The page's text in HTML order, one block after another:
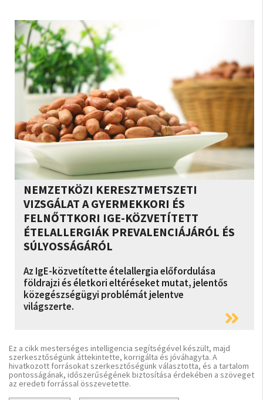
NEMZETKÖZI KERESZTMETSZETI
VIZSGÁLAT A GYERMEKKORI ÉS
FELNŐTTKORI IGE-KÖZVETÍTETT
ÉTELALLERGIÁK PREVALENCIÁJÁRÓL ÉS
SÚLYOSSÁGÁRÓL
Az IgE-közvetítette ételallergia előfordulása
földrajzi és életkori eltéréseket mutat, jelentős
közegészségügyi problémát jelentve
világszerte.
Ez a cikk mesterséges intelligencia segítségével készült, majd
szerkesztőségünk áttekintette, korrigálta és jóváhagyta. A
hivatkozott forrásokat szerkesztőségünk választotta, és a tartalom
pontosságának, időszerűségének biztosítása érdekében a szöveget
az eredeti forrással összevetette.